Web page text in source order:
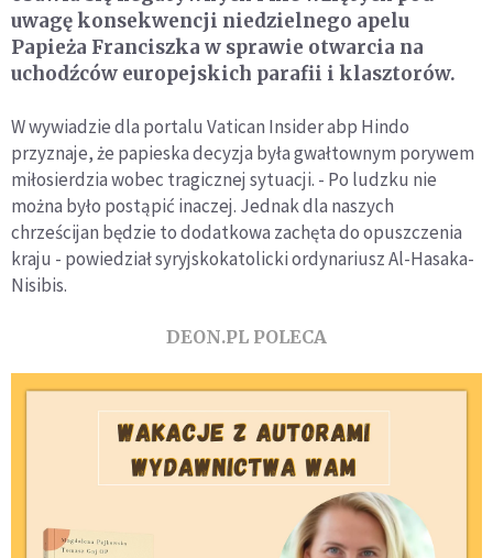
uwagę konsekwencji niedzielnego apelu
Papieża Franciszka w sprawie otwarcia na
uchodźców europejskich parafii i klasztorów.
W wywiadzie dla portalu Vatican Insider abp Hindo
przyznaje, że papieska decyzja była gwałtownym porywem
miłosierdzia wobec tragicznej sytuacji. - Po ludzku nie
można było postąpić inaczej. Jednak dla naszych
chrześcijan będzie to dodatkowa zachęta do opuszczenia
kraju - powiedział syryjskokatolicki ordynariusz Al-Hasaka-
Nisibis.
DEON.PL POLECA